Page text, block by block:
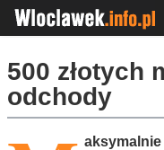
500 złotych
odchody
aksymalnie